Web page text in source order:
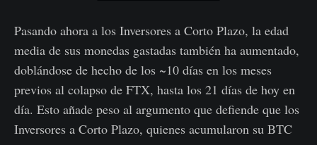
Pasando ahora a los Inversores a Corto Plazo, la edad
media de sus monedas gastadas también ha aumentado,
doblándose de hecho de los ~10 días en los meses
previos al colapso de FTX, hasta los 21 días de hoy en
día. Esto añade peso al argumento que defiende que los
Inversores a Corto Plazo, quienes acumularon su BTC